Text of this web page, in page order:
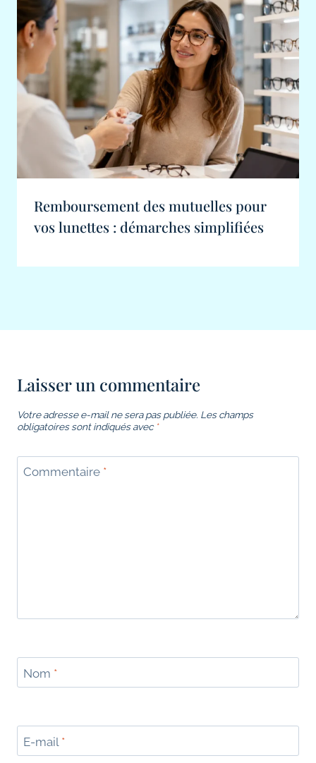
Remboursement des mutuelles pour
vos lunettes : démarches simplifiées
Laisser un commentaire
Votre adresse e-mail ne sera pas publiée. Les champs
obligatoires sont indiqués avec *
Commentaire *
Nom *
E-mail *